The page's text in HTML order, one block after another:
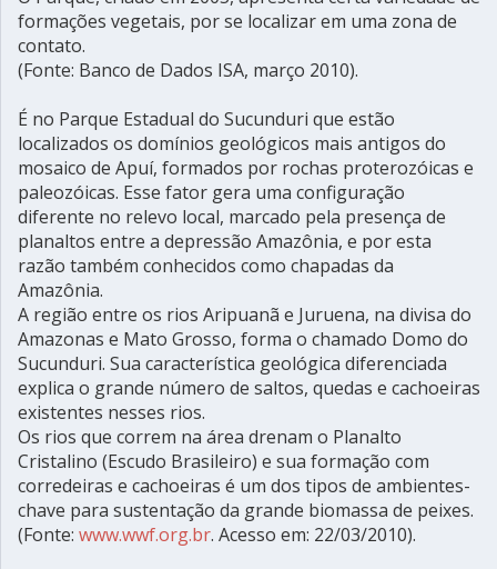
formações vegetais, por se localizar em uma zona de
contato.
(Fonte: Banco de Dados ISA, março 2010).
É no Parque Estadual do Sucunduri que estão
localizados os domínios geológicos mais antigos do
mosaico de Apuí, formados por rochas proterozóicas e
paleozóicas. Esse fator gera uma configuração
diferente no relevo local, marcado pela presença de
planaltos entre a depressão Amazônia, e por esta
razão também conhecidos como chapadas da
Amazônia.
A região entre os rios Aripuanã e Juruena, na divisa do
Amazonas e Mato Grosso, forma o chamado Domo do
Sucunduri. Sua característica geológica diferenciada
explica o grande número de saltos, quedas e cachoeiras
existentes nesses rios.
Os rios que correm na área drenam o Planalto
Cristalino (Escudo Brasileiro) e sua formação com
corredeiras e cachoeiras é um dos tipos de ambientes-
chave para sustentação da grande biomassa de peixes.
(Fonte: www.wwf.org.br. Acesso em: 22/03/2010).